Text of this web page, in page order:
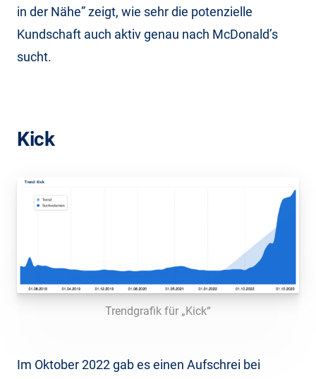
in der Nähe” zeigt, wie sehr die potenzielle
Kundschaft auch aktiv genau nach McDonald’s
sucht.
Kick
Trendgrafik für „Kick“
Im Oktober 2022 gab es einen Aufschrei bei